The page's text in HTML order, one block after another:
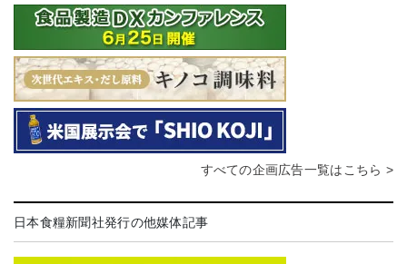
すべての企画広告一覧はこちら >
日本食糧新聞社発行の他媒体記事